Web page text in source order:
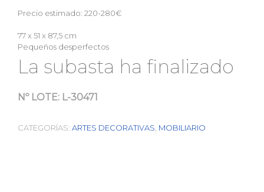
Precio estimado: 220-280€
77 x 51 x 87,5 cm
Pequeños desperfectos
La subasta ha finalizado
Nº LOTE: L-30471
CATEGORÍAS: ARTES DECORATIVAS, MOBILIARIO